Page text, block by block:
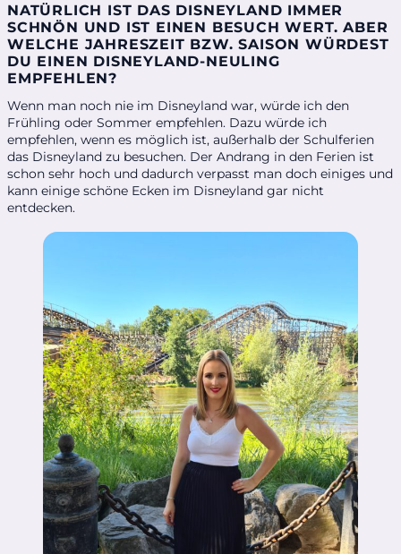
NATÜRLICH IST DAS DISNEYLAND IMMER
SCHNÖN UND IST EINEN BESUCH WERT. ABER
WELCHE JAHRESZEIT BZW. SAISON WÜRDEST
DU EINEN DISNEYLAND-NEULING
EMPFEHLEN?
Wenn man noch nie im Disneyland war, würde ich den
Frühling oder Sommer empfehlen. Dazu würde ich
empfehlen, wenn es möglich ist, außerhalb der Schulferien
das Disneyland zu besuchen. Der Andrang in den Ferien ist
schon sehr hoch und dadurch verpasst man doch einiges und
kann einige schöne Ecken im Disneyland gar nicht
entdecken.